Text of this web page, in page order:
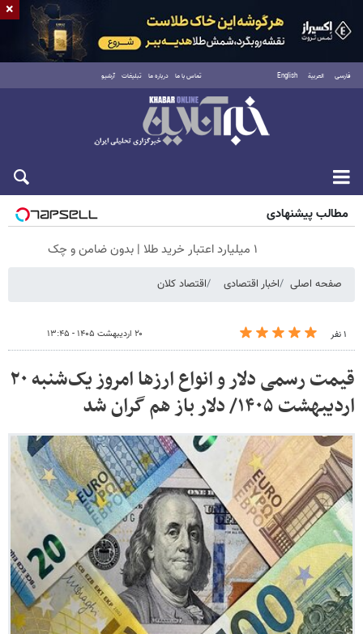
فارسی العربية English تماس با ما درباره ما تبلیغات آرشیو
شنبه ۱۷ مرداد ۱۴۰۵
مطالب پیشنهادی
۱ میلیارد اعتبار خرید طلا | بدون ضامن و چک
صفحه اصلی اخبار اقتصادی اقتصاد کلان
۱ نفر ۲۰ اردیبهشت ۱۴۰۵ - ۱۳:۴۵
قیمت رسمی دلار و انواع ارزها امروز یک‌شنبه ۲۰
اردیبهشت ۱۴۰۵/ دلار باز هم گران شد
×